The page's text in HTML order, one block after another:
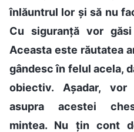
înlăuntrul lor și să nu
Cu siguranță vor
Aceasta este răutatea
gândesc în felul acela,
obiectiv. Așadar,
asupra acestei
mintea. Nu țin cont